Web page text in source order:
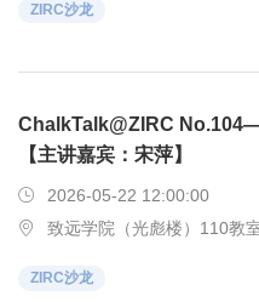
ZIRC沙龙
ChalkTalk@ZIRC
【主讲嘉宾：宋萍】
2026-05-22 12:00:00
致远学院（光彪楼）110教
ZIRC沙龙